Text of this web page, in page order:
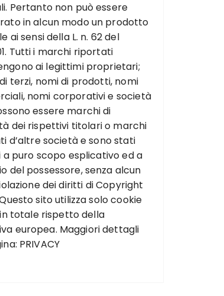
Pertanto non può essere
in alcun modo un prodotto
ai sensi della L. n. 62 del
Tutti i marchi riportati
ai legittimi proprietari;
terzi, nomi di prodotti, nomi
nomi corporativi e società
essere marchi di
dei rispettivi titolari o marchi
d’altre società e sono stati
a puro scopo esplicativo ed a
del possessore, senza alcun
dei diritti di Copyright
sito utilizza solo cookie
totale rispetto della
europea. Maggiori dettagli
PRIVACY